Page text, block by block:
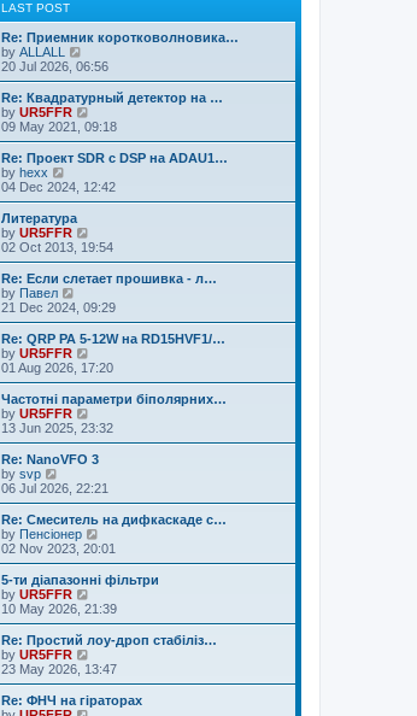
LAST POST
Re: Приемник коротковолновика…
by ALLALL
i
e
w
t
h
e
l
a
t
e
t
p
o
s
t
20 Jul 2026, 06:56
Re: Квадратурный детектор на …
by UR5FFR
i
e
w
h
e
t
e
t
p
o
s
t
09 May 2021, 09:18
Re: Проект SDR с DSP на ADAU1…
by hexx
i
e
w
t
h
e
l
a
t
e
s
t
p
o
s
t
04 Dec 2024, 12:42
Литература
by UR5FFR
i
e
w
h
e
l
a
t
e
t
p
o
s
t
02 Oct 2013, 19:54
Re: Если слетает прошивка - л…
by Павел
i
e
w
t
h
e
l
a
t
e
s
t
p
o
s
t
21 Dec 2024, 09:29
Re: QRP PA 5-12W на RD15HVF1/…
by UR5FFR
i
e
w
h
e
l
a
t
e
t
p
o
s
t
01 Aug 2026, 17:20
Частотні параметри біполярних…
by UR5FFR
i
e
w
h
e
l
a
t
e
t
p
o
s
t
13 Jun 2025, 23:32
Re: NanoVFO 3
by svp
i
e
w
t
h
e
l
a
t
e
t
p
o
s
t
06 Jul 2026, 22:21
Re: Смеситель на дифкаскаде с…
by Пенсіонер
i
e
w
h
e
l
a
t
e
t
02 Nov 2023, 20:01
5-ти діапазонні фільтри
by UR5FFR
i
e
w
h
e
l
a
10 May 2026, 21:39
Re: Простий лоу-дроп стабіліз…
by UR5FFR
i
e
w
t
23 May 2026, 13:47
Re: ФНЧ на гіраторах